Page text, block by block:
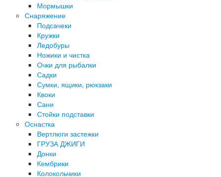
Мормышки
Снаряжение
Подсачеки
Кружки
Ледобуры
Ножики и чистка
Очки для рыбалки
Садки
Сумки, ящики, рюкзаки
Квоки
Сани
Стойки подставки
Оснастка
Вертлюги застежки
ГРУЗА ДЖИГИ
Донки
Кембрики
Колокольчики